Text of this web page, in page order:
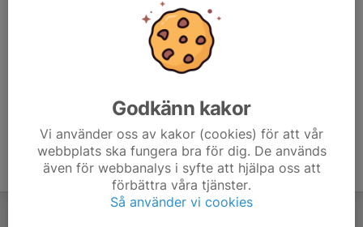
Godkänn kakor
Vi använder oss av kakor (cookies) för att vår
webbplats ska fungera bra för dig. De används
även för webbanalys i syfte att hjälpa oss att
förbättra våra tjänster.
Så använder vi cookies